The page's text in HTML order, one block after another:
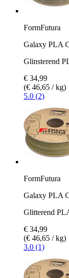
FormFutura
Galaxy PLA
Glinsterend
€ 34,99
(€ 46,65 / kg)
5.0 (2)
FormFutura
Galaxy PLA
Glitterend
€ 34,99
(€ 46,65 / kg)
3.0 (1)